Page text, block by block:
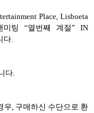
Place, Lisboeta
미팅“열번째 계절” IN
다.
다.
우, 구매하신 수단으로 환